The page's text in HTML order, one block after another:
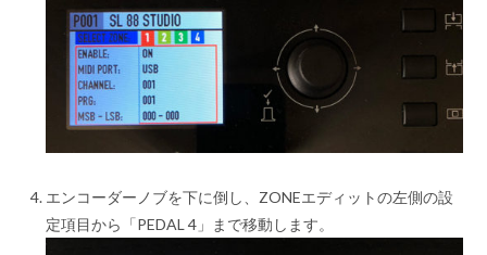
エンコーダーノブを下に倒し、ZONEエディットの左側の設
定項目から「PEDAL 4」まで移動します。